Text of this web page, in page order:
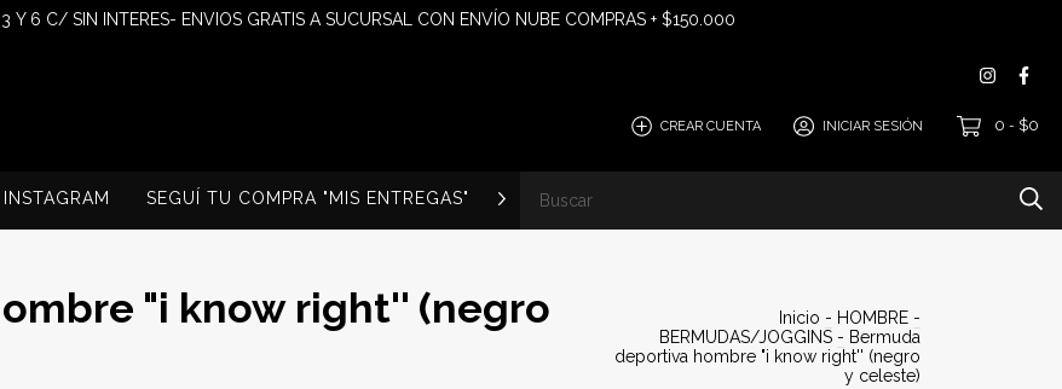
Y 6 C/ SIN INTERES- ENVIOS GRATIS A SUCURSAL CON ENVÍO NUBE COMPRAS + $150.000
CREAR CUENTA INICIAR SESIÓN 0 - $0
SEGUÍ TU COMPRA "MIS ENTREGAS" SEGUÍ TU COMPRA "ANDREANI"
"i know right'' (negro
Inicio - HOMBRE -
BERMUDAS/JOGGINS - Bermuda
deportiva hombre "i know right'' (negro
y celeste)